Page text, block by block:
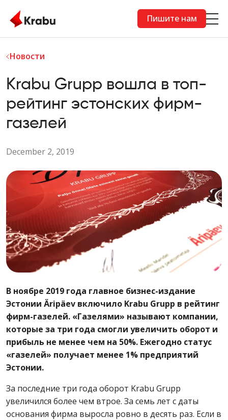
Пишите нам
Новости
Krabu Grupp вошла в топ-
рейтинг эстонских фирм-
газелей
December 2, 2019
В ноябре 2019 года главное бизнес-издание
Эстонии Äripäev включило Krabu Grupp в рейтинг
фирм-газелей. «Газелями» называют компании,
которые за три года смогли увеличить оборот и
прибыль не менее чем на 50%. Ежегодно статус
«газелей» получает менее 1% предприятий
Эстонии.
За последние три года оборот Krabu Grupp
увеличился более чем втрое. За семь лет с даты
основания фирма выросла ровно в десять раз. Если в